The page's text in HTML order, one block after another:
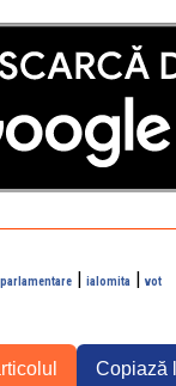
| ialomita | vot
Copiază